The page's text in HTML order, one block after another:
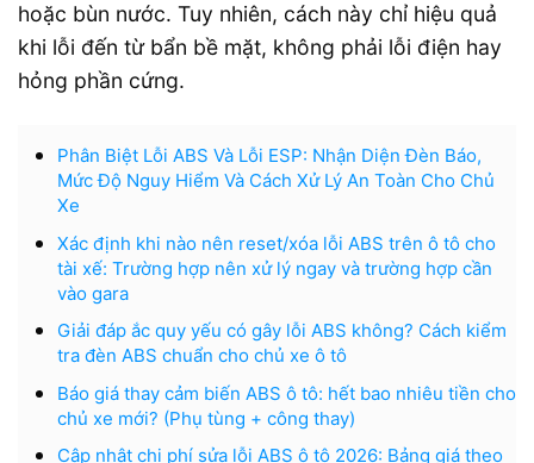
hoặc bùn nước. Tuy nhiên, cách này chỉ hiệu quả
khi lỗi đến từ bẩn bề mặt, không phải lỗi điện hay
hỏng phần cứng.
Phân Biệt Lỗi ABS Và Lỗi ESP: Nhận Diện Đèn Báo,
Mức Độ Nguy Hiểm Và Cách Xử Lý An Toàn Cho Chủ
Xe
Xác định khi nào nên reset/xóa lỗi ABS trên ô tô cho
tài xế: Trường hợp nên xử lý ngay và trường hợp cần
vào gara
Giải đáp ắc quy yếu có gây lỗi ABS không? Cách kiểm
tra đèn ABS chuẩn cho chủ xe ô tô
Báo giá thay cảm biến ABS ô tô: hết bao nhiêu tiền cho
chủ xe mới? (Phụ tùng + công thay)
Cập nhật chi phí sửa lỗi ABS ô tô 2026: Bảng giá theo